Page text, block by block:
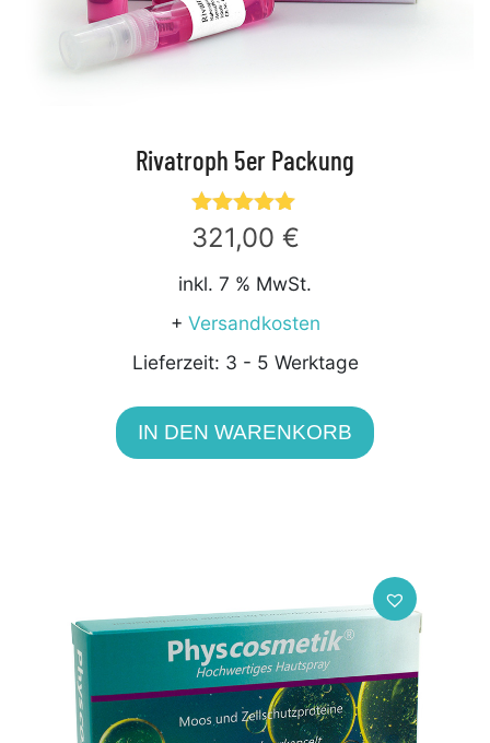
Rivatroph 5er Packung
Bewertet
mit
von 5
321,00 €
inkl. 7 % MwSt.
+ Versandkosten
Lieferzeit: 3 - 5 Werktage
IN DEN WARENKORB